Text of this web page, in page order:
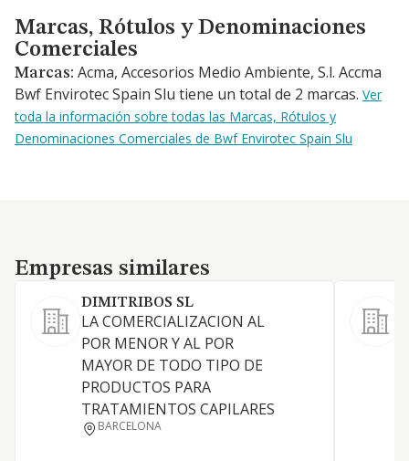
Marcas, Rótulos y Denominaciones Comerciales
Marcas, Rótulos y Denominaciones
Comerciales
Marcas: Acma, Accesorios Medio Ambiente, S.l. Accma
Bwf Envirotec Spain Slu tiene un total de 2 marcas. Ver
toda la información sobre todas las Marcas, Rótulos y
Denominaciones Comerciales de Bwf Envirotec Spain Slu
Empresas similares
Empresas similares
DIMITRIBOS SL
LA COMERCIALIZACION AL
POR MENOR Y AL POR
MAYOR DE TODO TIPO DE
PRODUCTOS PARA
TRATAMIENTOS CAPILARES
BARCELONA